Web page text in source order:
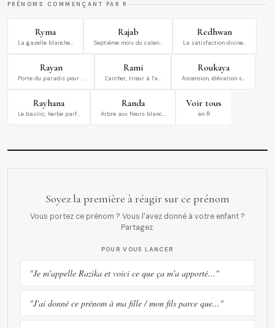
PRÉNOMS COMMENÇANT PAR R
Ryma
La gazelle blanche…
Rajab
Septième mois du calen…
Redhwan
La satisfaction divine…
Rayan
Porte du paradis pour …
Rami
L'archer, tireur à l'a…
Roukaya
Ascension, élévation s…
Rayhana
Le basilic, herbe parf…
Randa
Arbre aux fleurs blanc…
Voir tous
en R
Soyez la première à réagir sur ce prénom
Vous portez ce prénom ? Vous l'avez donné à votre enfant ?
Partagez.
POUR VOUS LANCER
"Je m'appelle Razika et voici ce que ça m'a apporté..."
"J'ai donné ce prénom à ma fille / mon fils parce que..."